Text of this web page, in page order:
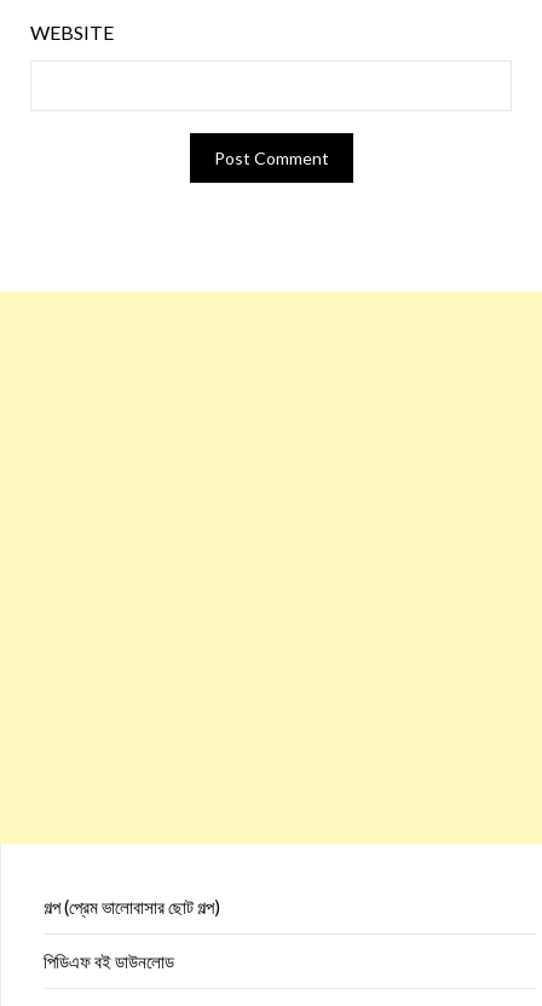
WEBSITE
গল্প (প্রেম ভালোবাসার ছোট গল্প)
পিডিএফ বই ডাউনলোড